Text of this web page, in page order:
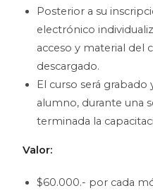
Posterior a su
electrónico
acceso y material del
descargado.
El curso será
alumno, durante una
terminada la
Valor:
$60.000.- por cada